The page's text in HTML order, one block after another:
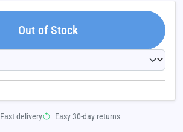
Out of Stock
Fast delivery Easy 30-day returns